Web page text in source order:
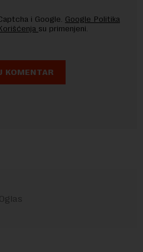
i Google. Google Politika
su primenjeni.